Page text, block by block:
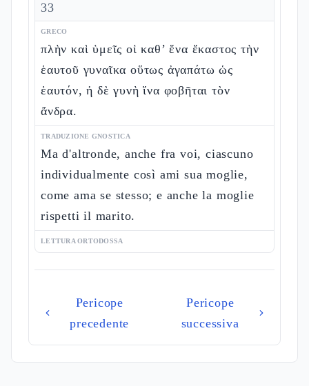
33
GRECO
πλὴν καὶ ὑμεῖς οἱ καθ’ ἕνα ἕκαστος τὴν
ἑαυτοῦ γυναῖκα οὕτως ἀγαπάτω ὡς
ἑαυτόν, ἡ δὲ γυνὴ ἵνα φοβῆται τὸν
ἄνδρα.
TRADUZIONE GNOSTICA
Ma d'altronde, anche fra voi, ciascuno
individualmente così ami sua moglie,
come ama se stesso; e anche la moglie
rispetti il marito.
LETTURA ORTODOSSA
Pericope
precedente
Pericope
successiva